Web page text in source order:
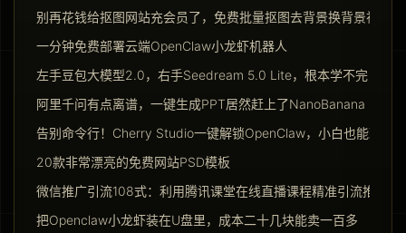
别再花钱给抠图网站充会员了，免费批量抠图去背景换背景神器
一分钟免费部署云端OpenClaw小龙虾机器人
左手豆包大模型2.0，右手Seedream 5.0 Lite，根本学不完
阿里千问有点离谱，一键生成PPT居然赶上了NanoBanana Pro
告别命令行！Cherry Studio一键解锁OpenClaw，小白也能玩转
20款非常漂亮的免费网站PSD模板
微信推广引流108式：利用腾讯课堂在线直播课程精准引流推广
把Openclaw小龙虾装在U盘里，成本二十几块能卖一百多